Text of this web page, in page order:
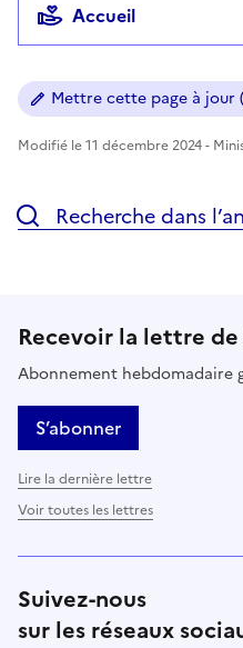
Accueil
Mettre cette page à jour
Modifié le 11 décembre 2024 -
Recherche dans
Recevoir la lettre
Abonnement hebdomadaire
S’abonner
Lire la dernière lettre
Voir toutes les lettres
Suivez-nous
sur les réseaux